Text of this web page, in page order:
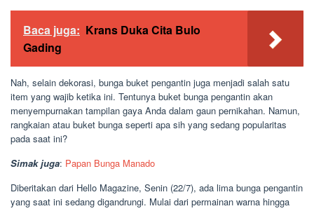
Baca juga: Krans Duka Cita Bulo
Gading
Nah, selain dekorasi, bunga buket pengantin juga menjadi salah satu
item yang wajib ketika ini. Tentunya buket bunga pengantin akan
menyempurnakan tampilan gaya Anda dalam gaun pernikahan. Namun,
rangkaian atau buket bunga seperti apa sih yang sedang popularitas
pada saat ini?
Simak juga: Papan Bunga Manado
Diberitakan dari Hello Magazine, Senin (22/7), ada lima bunga pengantin
yang saat ini sedang digandrungi. Mulai dari permainan warna hingga